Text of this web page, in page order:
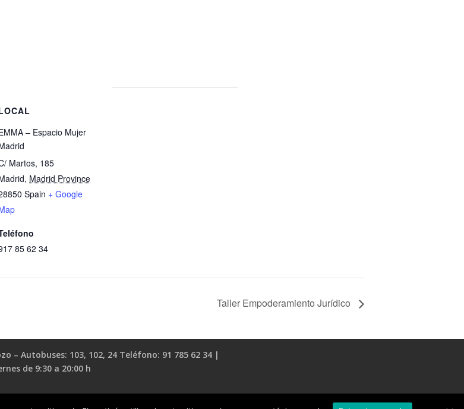
– Espacio Mujer
Martos, 185
, Madrid Province
Spain + Google
85 62 34
Taller Empoderamiento Jurídico
– Autobuses: 103, 102, 24 Teléfono: 91 785 62 34 |
de 9:30 a 20:00 h